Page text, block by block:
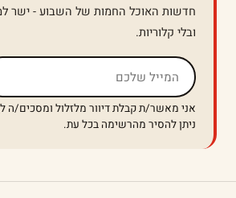
חדשות האוכל החמות של השבוע - ישר
ובלי קלוריות.
אל תמלאו שדה זה
אני מאשר/ת קבלת דיוור מלזלול ומסכים/ה ל
ניתן להסיר מהרשימה בכל עת.